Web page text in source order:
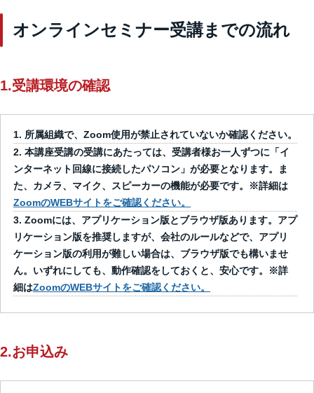
オンラインセミナー受講までの流れ
1.受講環境の確認
所属組織で、Zoom使用が禁止されていないか確認ください。
本講座受講の受講にあたっては、受講者様お一人ずつに「イ
ンターネット回線に接続したパソコン」が必要となります。ま
た、カメラ、マイク、スピーカーの機能が必要です。※詳細は
ZoomのWEBサイトをご確認ください。
Zoomには、アプリケーション版とブラウザ版あります。アプ
リケーション版を推奨しますが、会社のルールなどで、アプリ
ケーション版の利用が難しい場合は、ブラウザ版でも構いませ
ん。いずれにしても、動作確認をしておくと、安心です。※詳
細はZoomのWEBサイトをご確認ください。
2.お申込み